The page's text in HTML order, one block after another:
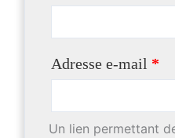
Adresse e-mail *
Un lien permettant